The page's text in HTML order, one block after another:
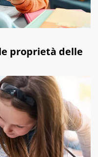
proprietà delle